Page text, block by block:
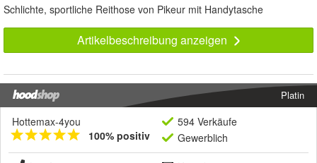
Schlichte, sportliche Reithose von Pikeur mit Handytasche
Artikelbeschreibung anzeigen
Platin
Hottemax-4you
100% positiv
594 Verkäufe
Gewerblich